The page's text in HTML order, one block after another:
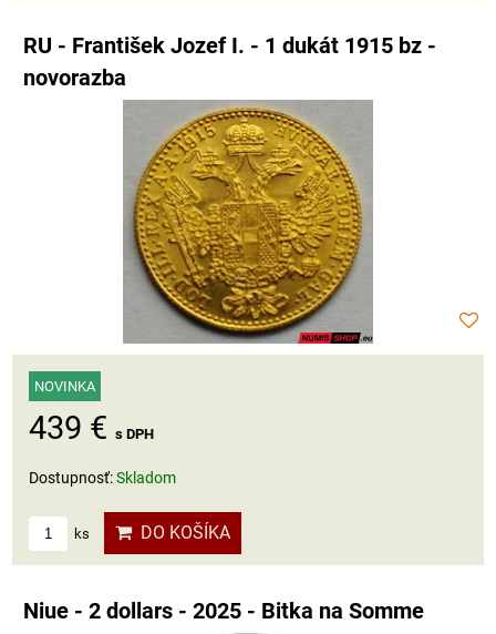
RU - František Jozef I. - 1 dukát 1915 bz -
novorazba
NOVINKA
439 € s DPH
Dostupnosť:Skladom
ks DO KOŠÍKA
Niue - 2 dollars - 2025 - Bitka na Somme